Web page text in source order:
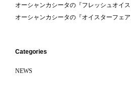
オーシャンカシータの『フレッシュオイス
オーシャンカシータの『オイスターフェア
Categories
NEWS